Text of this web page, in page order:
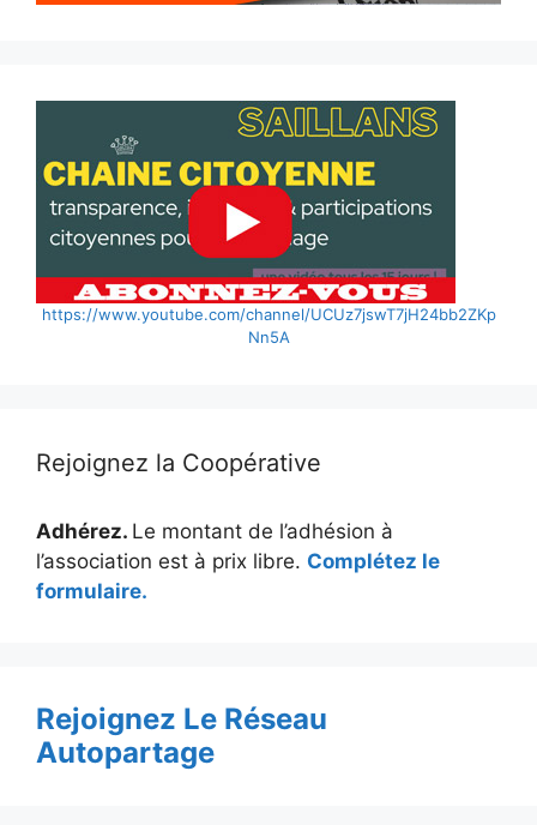
https://www.youtube.com/channel/UCUz7jswT7jH24bb2ZKp
Nn5A
Rejoignez la Coopérative
Adhérez. Le montant de l’adhésion à
l’association est à prix libre. Complétez le
formulaire.
Rejoignez Le Réseau
Autopartage